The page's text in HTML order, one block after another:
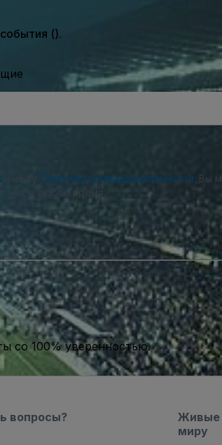
().
Политику конфиденциальности . Вы
них в любое время.
со 100% уверенностью.
Живые
миру
вопросы?